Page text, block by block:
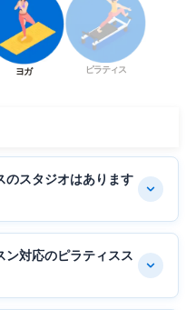
ヨガ ピラティス
のスタジオはあります
ン対応のピラティスス